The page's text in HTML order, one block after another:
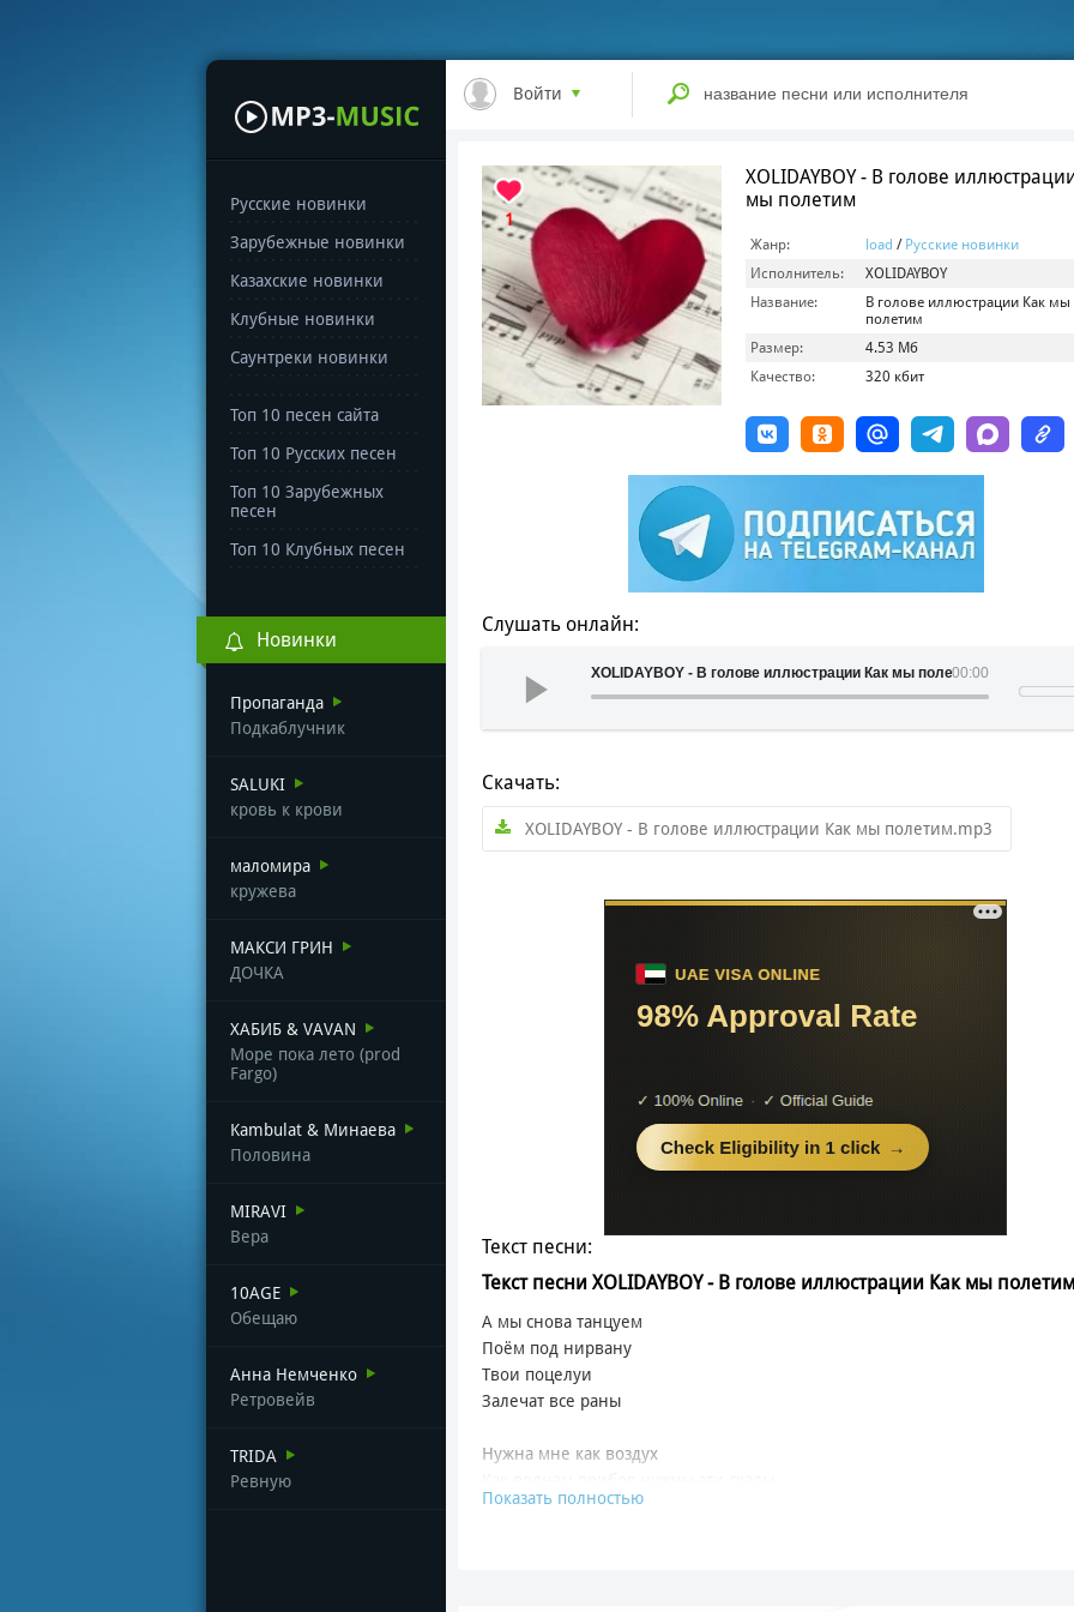
Русские новинки
Зарубежные новинки
Казахские новинки
Клубные новинки
Саунтреки новинки
Топ 10 песен сайта
Топ 10 Русских песен
Топ 10 Зарубежных
песен
Топ 10 Клубных песен
Новинки
Пропаганда
Подкаблучник
SALUKI
кровь к крови
маломира
кружева
МАКСИ ГРИН
ДОЧКА
ХАБИБ & VAVAN
Море пока лето (prod
Fargo)
Kambulat & Минаева
Половина
MIRAVI
Вера
10AGE
Обещаю
Анна Немченко
Ретровейв
TRIDA
Ревную
Войти
1
XOLIDAYBOY - В голове
мы полетим
Жанр: load / Русские новинки
Исполнитель:
XOLIDAYBOY
Название:
В голове иллюстрации Как мы
полетим
Размер:
4.53 Мб
Качество:
320 кбит
Слушать онлайн:
00:00
XOLIDAYBOY - В голове иллюстрации Как мы полетим
Скачать:
XOLIDAYBOY - В голове иллюстрации Как мы полетим.mp3
Текст песни:
Текст песни XOLIDAYBOY - В голове иллюстрации Как мы
А мы снова танцуем
Поём под нирвану
Твои поцелуи
Залечат все раны
Нужна мне как воздух
Нужна любви твоей доза
Показать полностью